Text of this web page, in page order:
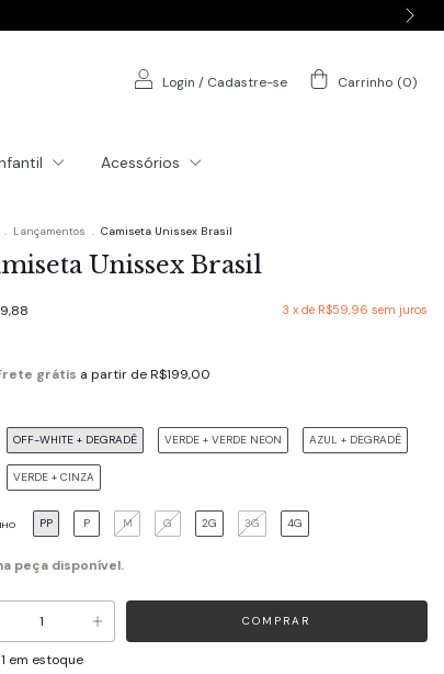
Login / Cadastre-se Carrinho (0)
Acessórios
. Lançamentos . Camiseta Unissex Brasil
Unissex Brasil
3 x de R$59,96 sem juros
grátis a partir deR$199,00
OFF-WHITE + DEGRADÊ VERDE + VERDE NEON AZUL + DEGRADÊ
VERDE + CINZA
PP P M G 2G 3G 4G
peça disponível.
1 em estoque